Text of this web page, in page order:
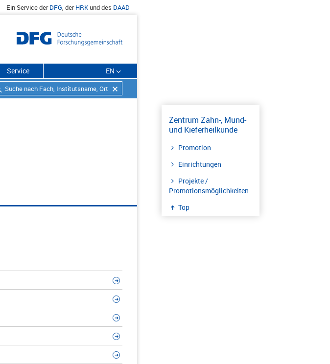
Ein Service derDFG, derHRKund des DAAD
Service EN
Zentrum Zahn-, Mund-
und Kieferheilkunde
Promotion
Einrichtungen
Projekte /
Promotionsmöglichkeiten
Top